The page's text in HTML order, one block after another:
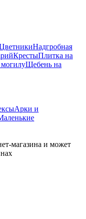
Надгробная
КрестыПлитка на
Щебень на
Арки и
магазина и может